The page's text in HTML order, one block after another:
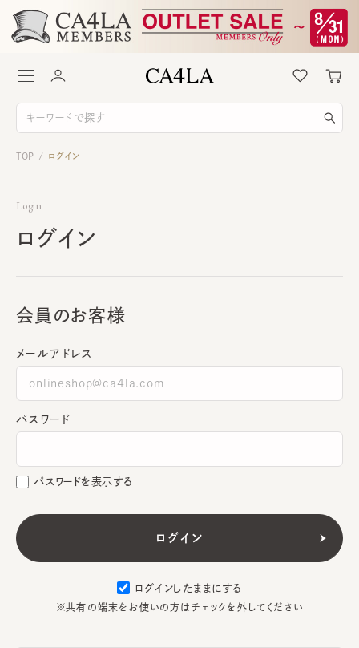
TOP / ログイン
Login
ログイン
会員のお客様
メールアドレス
パスワード
パスワードを表示する
ログインしたままにする
※共有の端末をお使いの方はチェックを外してください